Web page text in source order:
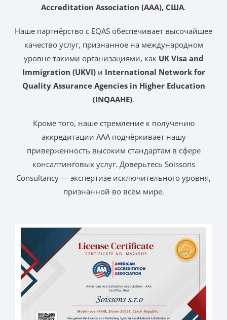
Accreditation Association (AAA), США.
Наше партнёрство с EQAS обеспечивает высочайшее
качество услуг, признанное на международном
уровне такими организациями, как UK Visa and
Immigration (UKVI)и International Network for
Quality Assurance Agencies in Higher Education
(INQAAHE).
Кроме того, наше стремление к получению
аккредитации AAA подчёркивает нашу
приверженность высоким стандартам в сфере
консалтинговых услуг. Доверьтесь Soissons
Consultancy — экспертизе исключительного уровня,
признанной во всём мире.